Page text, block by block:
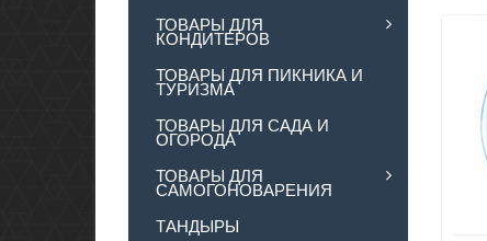
ТОВАРЫ ДЛЯ
КОНДИТЕРОВ
ТОВАРЫ ДЛЯ ПИКНИКА И
ТУРИЗМА
ТОВАРЫ ДЛЯ САДА И
ОГОРОДА
ТОВАРЫ ДЛЯ
САМОГОНОВАРЕНИЯ
ТАНДЫРЫ